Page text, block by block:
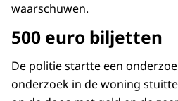
waarschuwen.
500 euro biljetten
De politie startte een
onderzoek in de woning